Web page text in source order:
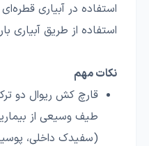
استفاده در آبیاری قطره‌ای
استفاده از طریق آبیاری
نکات مهم
قارچ کش ریوال دو
طیف وسیعی از
(سفیدک داخلی،